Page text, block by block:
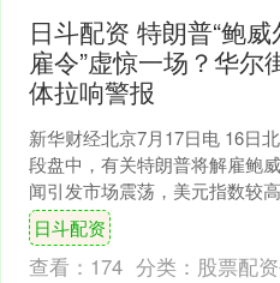
日斗配资 特朗普“鲍
雇令”虚惊一场？华尔
体拉响警报
新华财经北京7月17日电 16日
段盘中，有关特朗普将解雇鲍
闻引发市场震荡，美元指数较
跌超1.2%，避险货币日元和瑞郎
低点涨逾1.....
日斗配资
查看： 174 分类： 股票配